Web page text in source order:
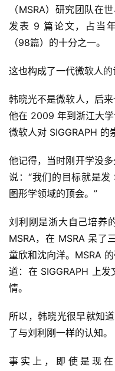
（MSRA）研究团队在
发表 9 篇论文，占当
（98篇）的十分之一。
这也构成了一代微软人的
韩晓光不是微软人，后
他在 2009 年到浙江大
微软人对 SIGGRAPH 的
他记得，当时刚开学没
说：“我们的目标就是发
图形学领域的顶会。”
刘利刚是浙大自己培养
MSRA，在 MSRA 呆了
童欣和沈向洋。MSRA
道：在 SIGGRAPH 上
情。
所以，韩晓光很早就知
了与刘利刚一样的认知。
事实上，即使是现